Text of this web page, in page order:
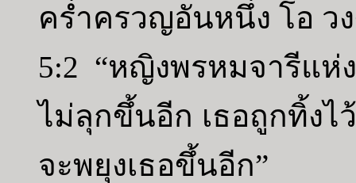
คร่ำครวญอันหนึ่ง โอ ว
5:2 “หญิงพรหมจารีแห่
ไม่ลุกขึ้นอีก เธอถูกทิ้ง
จะพยุงเธอขึ้นอีก”